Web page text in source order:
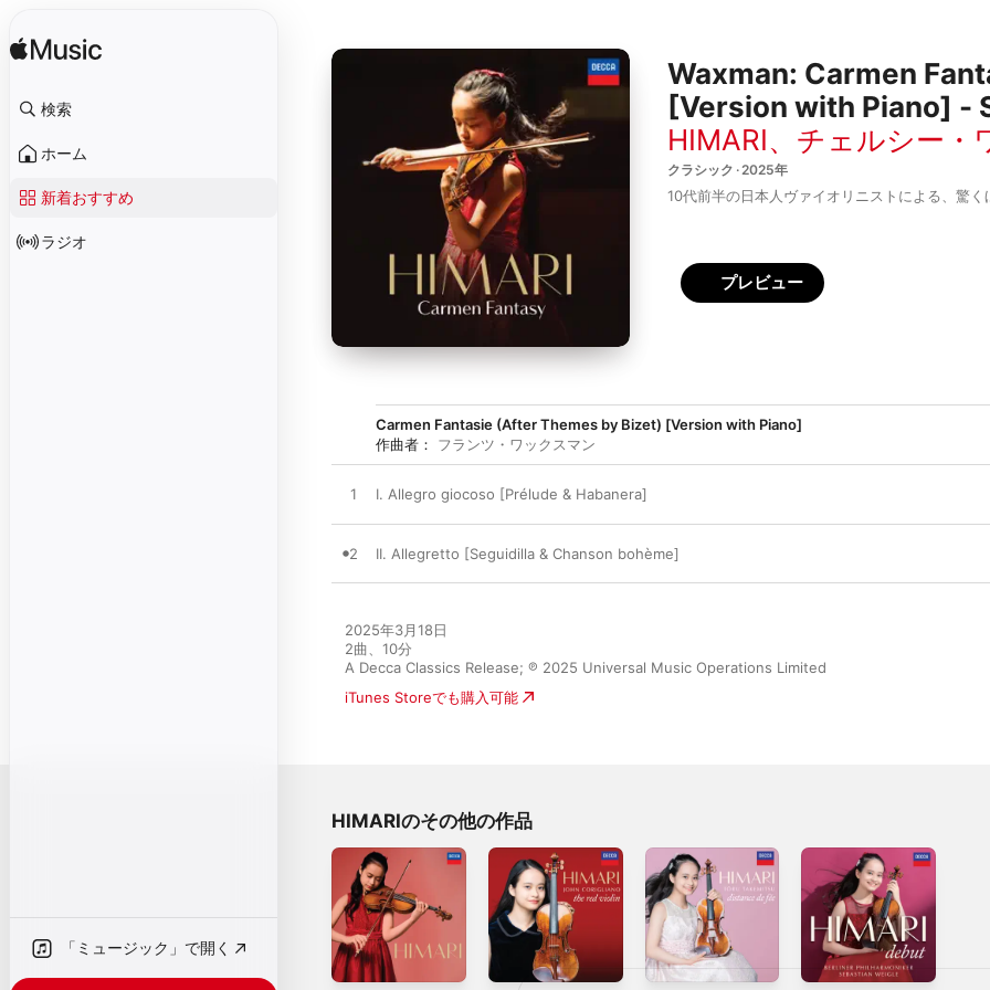
検索
ホーム
新着おすすめ
ラジオ
「ミュージック」で開く
Waxman: Carmen
[Version with Piano] -
HIMARI、 チェルシー・
クラシック · 2025年
10代前半の日本人ヴァイオリニストによる、驚
プレビュー
Carmen Fantasie (After Themes by Bizet) [Version with Piano]
作曲者：
フランツ・ワックスマン
1 I. Allegro giocoso [Prélude & Habanera]
2 II. Allegretto [Seguidilla & Chanson bohème]
2025年3月18日
2曲、10分
A Decca Classics Release; ℗ 2025 Universal Music Operations Limited
iTunes Storeでも購入可能
HIMARIのその他の作品